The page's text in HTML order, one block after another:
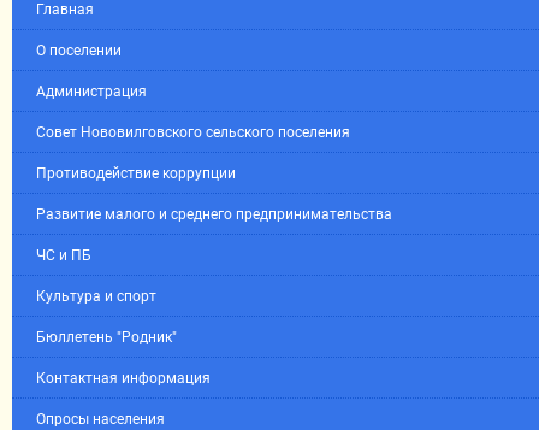
Главная
О поселении
Администрация
Совет Нововилговского сельского поселения
Противодействие коррупции
Развитие малого и среднего предпринимательства
ЧС и ПБ
Культура и спорт
Бюллетень "Родник"
Контактная информация
Опросы населения